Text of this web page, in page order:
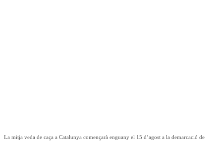
La mitja veda de caça a Catalunya començarà enguany el 15 d’agost a la demarcació de